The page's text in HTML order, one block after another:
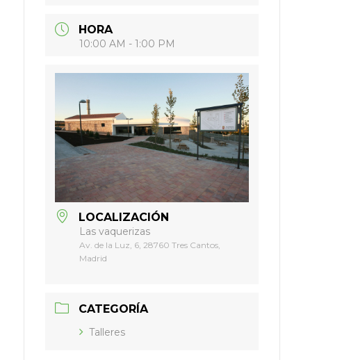
HORA
10:00 AM - 1:00 PM
LOCALIZACIÓN
Las vaquerizas
Av. de la Luz, 6, 28760 Tres Cantos,
Madrid
CATEGORÍA
Talleres